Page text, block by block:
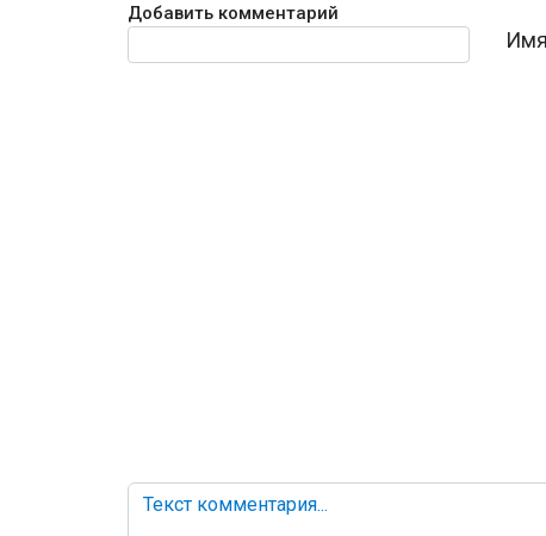
Добавить комментарий
Текст комментария